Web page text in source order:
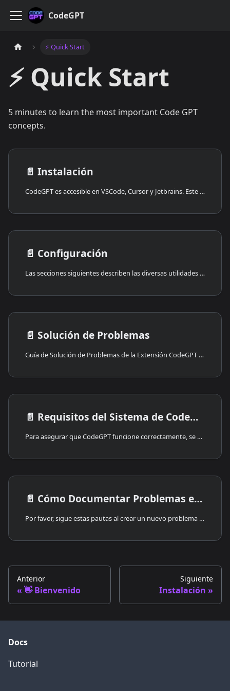
CodeGPT
⚡️ Quick Start
⚡️ Quick Start
5 minutes to learn the most important Code GPT
concepts.
📄️ Instalación
CodeGPT es accesible en VSCode, Cursor y Jetbrains. Este tutorial te guiará a través del proceso de instalación, independientemente de tu editor de texto preferido.
📄️ Configuración
Las secciones siguientes describen las diversas utilidades y configuraciones de la aplicación CodeGPT.
📄️ Solución de Problemas
Guía de Solución de Problemas de la Extensión CodeGPT para VSCode
📄️ Requisitos del Sistema de CodeGPT
Para asegurar que CodeGPT funcione correctamente, se deben cumplir los siguientes requisitos de software y hardware:
📄️ Cómo Documentar Problemas en GitHub para CodeGPT
Por favor, sigue estas pautas al crear un nuevo problema en el repositorio de CodeGPT para asegurarte de que los problemas se comuniquen y resuelvan de manera efectiva.
Anterior
👋 Bienvenido
Siguiente
Instalación
Docs
Tutorial